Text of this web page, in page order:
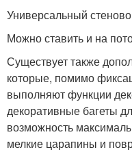
Универсальный
Можно ставить и на
Существует также
которые, помимо
выполняют функции
декоративные багеты
возможность
мелкие царапины и